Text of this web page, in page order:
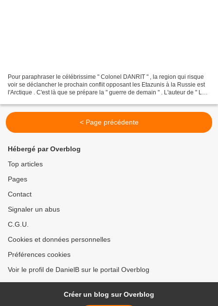
Pour paraphraser le célébrissime " Colonel DANRIT " , la region qui risque
voir se déclancher le prochain conflit opposant les Etazunis à la Russie est
l'Arctique . C'est là que se prépare la " guerre de demain " . L'auteur de " La
< Page précédente
Hébergé par Overblog
Top articles
Pages
Contact
Signaler un abus
C.G.U.
Cookies et données personnelles
Préférences cookies
Voir le profil de DanielB sur le portail Overblog
Créer un blog sur Overblog